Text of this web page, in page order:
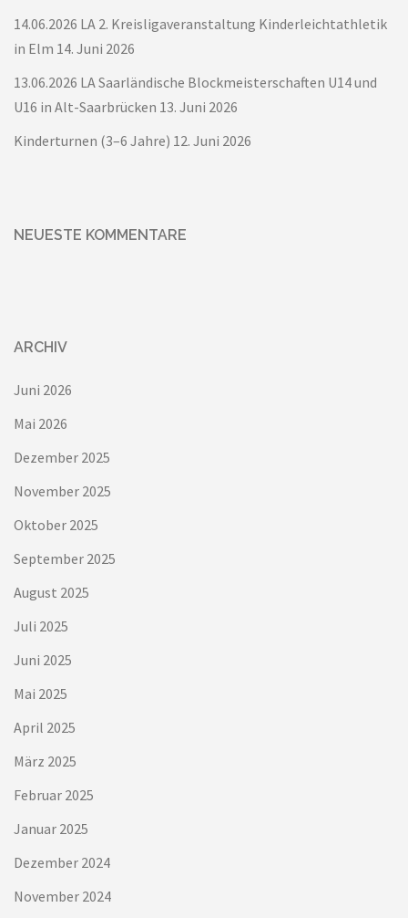
14.06.2026 LA 2. Kreisligaveranstaltung Kinderleichtathletik
in Elm 14. Juni 2026
13.06.2026 LA Saarländische Blockmeisterschaften U14 und
U16 in Alt-Saarbrücken 13. Juni 2026
Kinderturnen (3–6 Jahre) 12. Juni 2026
NEUESTE KOMMENTARE
ARCHIV
Juni 2026
Mai 2026
Dezember 2025
November 2025
Oktober 2025
September 2025
August 2025
Juli 2025
Juni 2025
Mai 2025
April 2025
März 2025
Februar 2025
Januar 2025
Dezember 2024
November 2024